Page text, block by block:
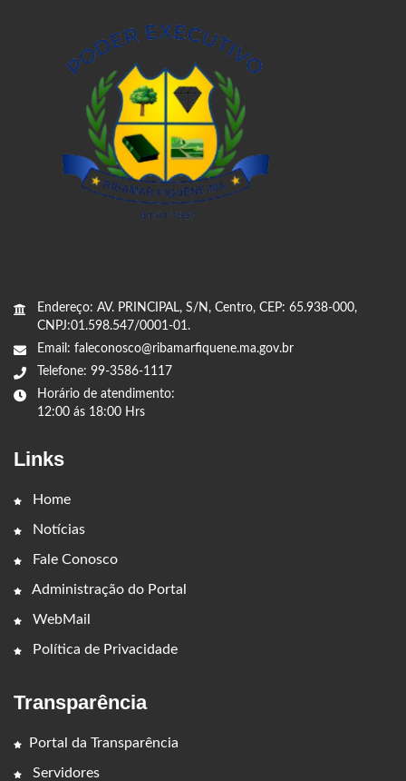
Endereço: AV. PRINCIPAL, S/N, Centro, CEP: 65.938-000,
CNPJ:01.598.547/0001-01.
Email: faleconosco@ribamarfiquene.ma.gov.br
Telefone: 99-3586-1117
Horário de atendimento:
12:00 ás 18:00 Hrs
Links
Home
Notícias
Fale Conosco
Administração do Portal
WebMail
Política de Privacidade
Transparência
Portal da Transparência
Servidores